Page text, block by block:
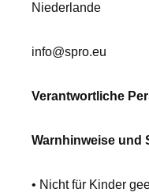
Niederlande
info@spro.eu
Verantwortliche
Warnhinweise und
• Nicht für Kinder